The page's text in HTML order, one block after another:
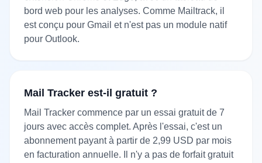
bord web pour les analyses. Comme Mailtrack, il
est conçu pour Gmail et n'est pas un module natif
pour Outlook.
Mail Tracker est-il gratuit ?
Mail Tracker commence par un essai gratuit de 7
jours avec accès complet. Après l'essai, c'est un
abonnement payant à partir de 2,99 USD par mois
en facturation annuelle. Il n'y a pas de forfait gratuit